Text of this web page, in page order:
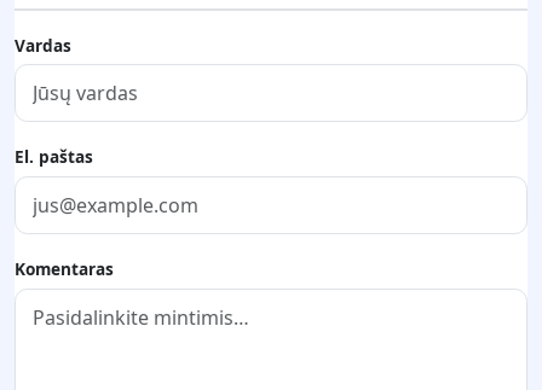
Vardas
El. paštas
Komentaras